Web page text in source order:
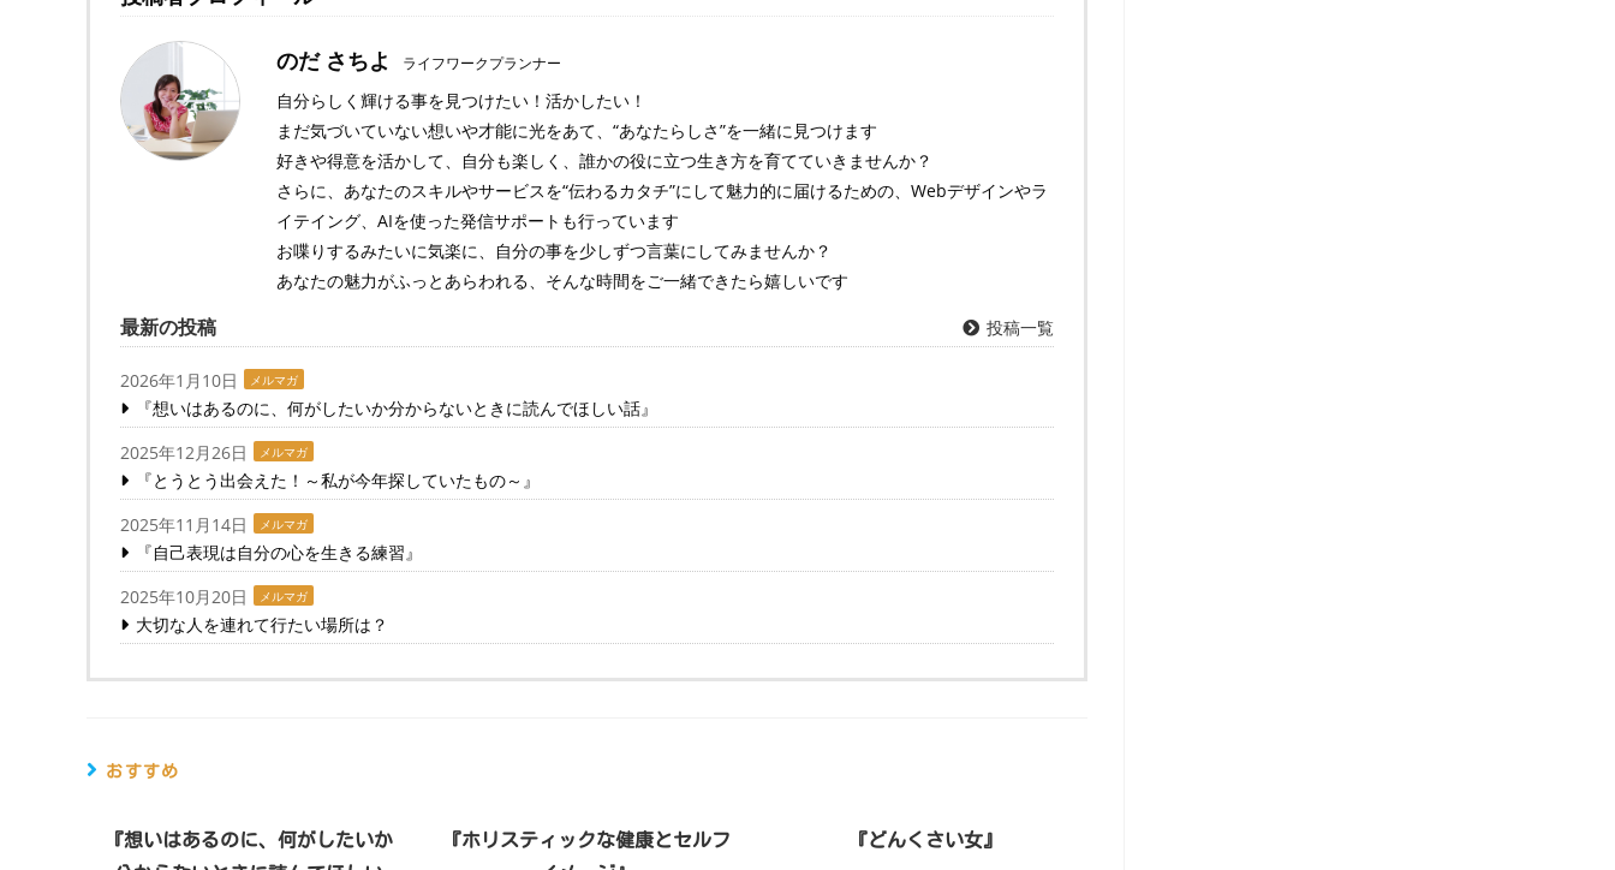
のだ さちよ ライフワークプランナー
自分らしく輝ける事を見つけたい！活かしたい！
まだ気づいていない想いや才能に光をあて、“あなたらしさ”を一緒に見つけます
好きや得意を活かして、自分も楽しく、誰かの役に立つ生き方を育てていきませんか？
さらに、あなたのスキルやサービスを“伝わるカタチ”にして魅力的に届けるための、Webデザインやラ
イテイング、AIを使った発信サポートも行っています
お喋りするみたいに気楽に、自分の事を少しずつ言葉にしてみませんか？
あなたの魅力がふっとあらわれる、そんな時間をご一緒できたら嬉しいです
最新の投稿 投稿一覧
2026年1月10日 メルマガ
『想いはあるのに、何がしたいか分からないときに読んでほしい話』
2025年12月26日
メルマガ
『とうとう出会えた！～私が今年探していたもの～』
2025年11月14日
メルマガ
『自己表現は自分の心を生きる練習』
2025年10月20日
メルマガ
大切な人を連れて行たい場所は？
おすすめ
『想いはあるのに、何がしたいか
『ホリスティックな健康とセルフ
『どんくさい女』